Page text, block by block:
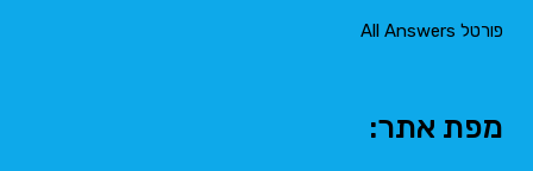
פורטל All Answers
מפת אתר: